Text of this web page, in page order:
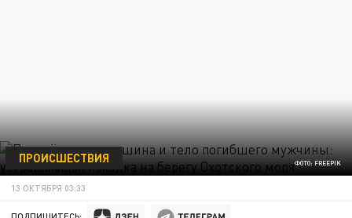
ФОТО: FREEPIK
ПРОИСШЕСТВИЯ
13 ОКТЯБРЯ 03:33